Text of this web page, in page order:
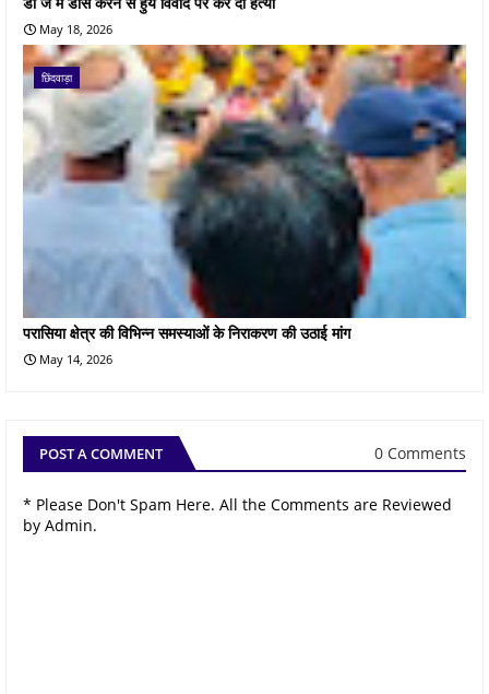
May 18, 2026
छिंदवाड़ा
परासिया क्षेत्र की विभिन्न समस्याओं के निराकरण की उठाई मांग
May 14, 2026
POST A COMMENT 0 Comments
* Please Don't Spam Here. All the Comments are Reviewed
by Admin.